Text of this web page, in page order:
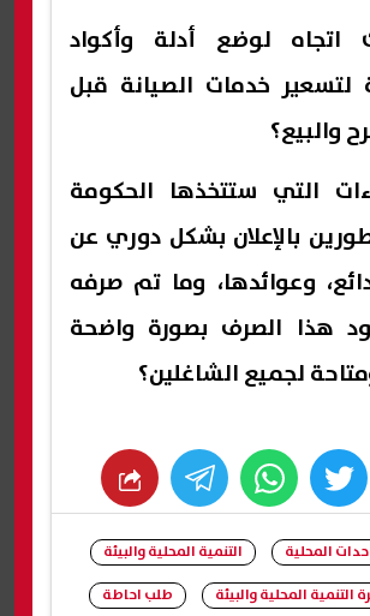
لوضع أدلة وأكواد
لتسعير خدمات الصيانة قبل
والبيع؟
التي ستتخذها الحكومة
بالإعلان بشكل دوري عن
وعوائدها، وما تم صرفه
هذا الصرف بصورة واضحة
لجميع الشاغلين؟
twitter
whats
المحلية
التنمية المحلية والبيئة
التنمية المحلية والبيئة
طلب احاطة